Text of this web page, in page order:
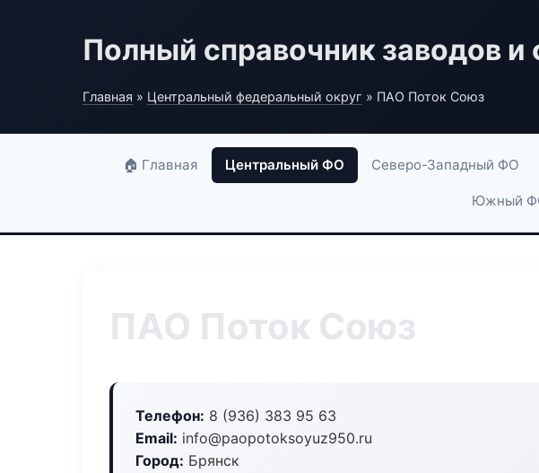
Полный справочник заводов и
Главная » Центральный федеральный округ » ПАО Поток Союз
🏠 Главная Центральный ФО Северо-Западный ФО
Южный
ПАО Поток Союз
Телефон: 8 (936) 383 95 63
Email: info@paopotoksoyuz950.ru
Город: Брянск